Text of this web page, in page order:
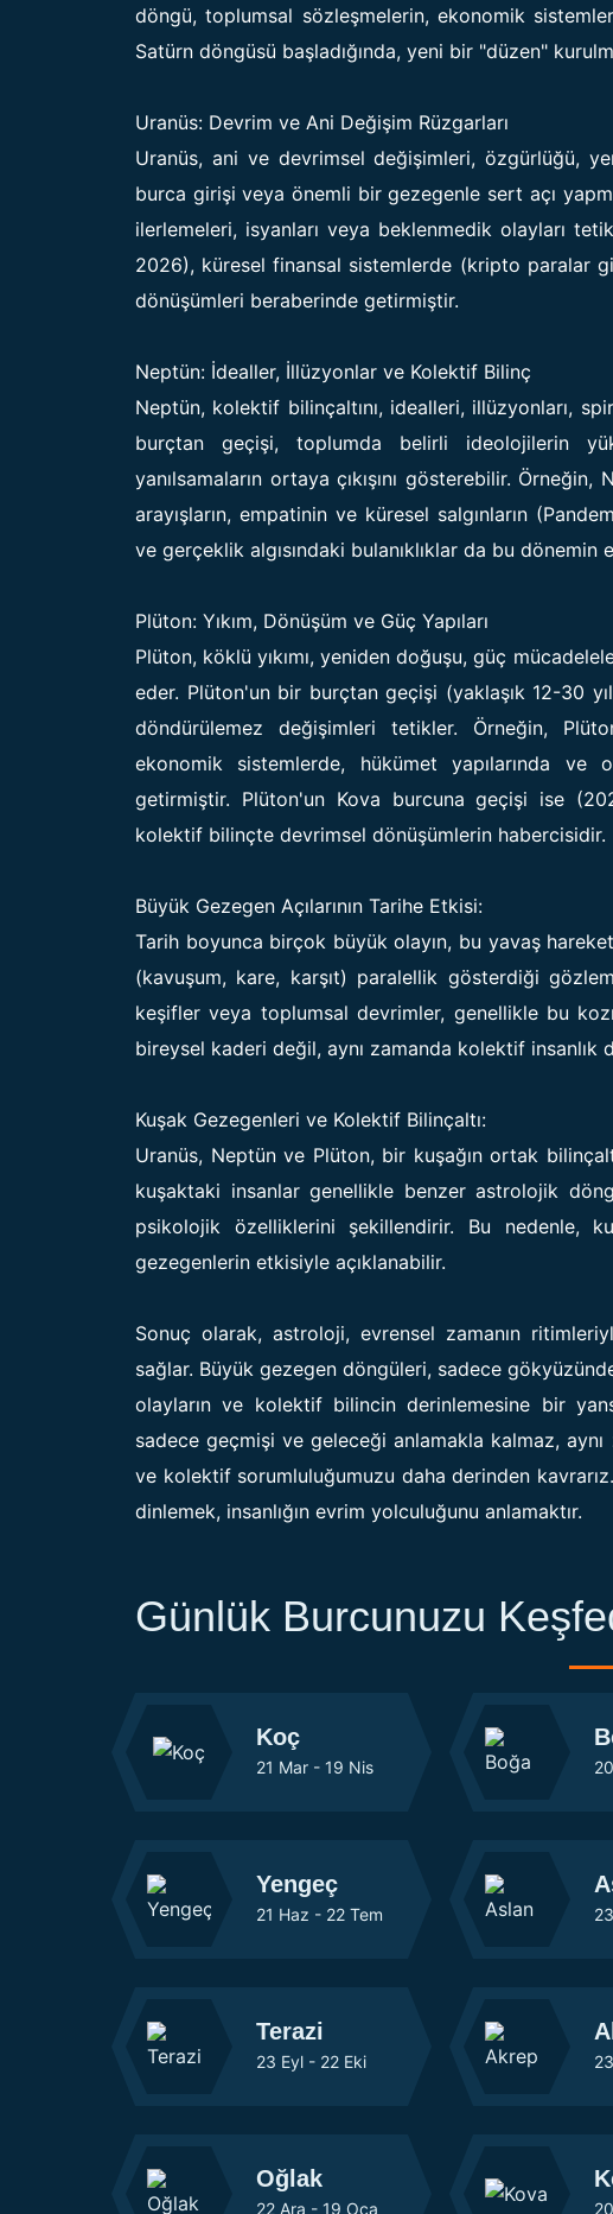
döngü, toplumsal sözleşmelerin, ekonomik
Satürn döngüsü başladığında, yeni bir "düzen"
Uranüs: Devrim ve Ani Değişim Rüzgarları
Uranüs, ani ve devrimsel değişimleri, özgürlüğü,
burca girişi veya önemli bir gezegenle sert açı
ilerlemeleri, isyanları veya beklenmedik olayları
2026), küresel finansal sistemlerde (kripto paralar
dönüşümleri beraberinde getirmiştir.
Neptün: İdealler, İllüzyonlar ve Kolektif Bilinç
Neptün, kolektif bilinçaltını, idealleri, illüzyonları,
burçtan geçişi, toplumda belirli ideolojilerin
yanılsamaların ortaya çıkışını gösterebilir.
arayışların, empatinin ve küresel salgınların
ve gerçeklik algısındaki bulanıklıklar da bu dönemin
Plüton: Yıkım, Dönüşüm ve Güç Yapıları
Plüton, köklü yıkımı, yeniden doğuşu, güç
eder. Plüton'un bir burçtan geçişi (yaklaşık 12-30
döndürülemez değişimleri tetikler. Örneğin,
ekonomik sistemlerde, hükümet yapılarında ve
getirmiştir. Plüton'un Kova burcuna geçişi ise
kolektif bilinçte devrimsel dönüşümlerin habercisidir.
Büyük Gezegen Açılarının Tarihe Etkisi:
Tarih boyunca birçok büyük olayın, bu yavaş
(kavuşum, kare, karşıt) paralellik gösterdiği
keşifler veya toplumsal devrimler, genellikle bu
bireysel kaderi değil, aynı zamanda kolektif
Kuşak Gezegenleri ve Kolektif Bilinçaltı:
Uranüs, Neptün ve Plüton, bir kuşağın ortak
kuşaktaki insanlar genellikle benzer astrolojik
psikolojik özelliklerini şekillendirir. Bu nedenle,
gezegenlerin etkisiyle açıklanabilir.
Sonuç olarak, astroloji, evrensel zamanın
sağlar. Büyük gezegen döngüleri, sadece
olayların ve kolektif bilincin derinlemesine bir
sadece geçmişi ve geleceği anlamakla kalmaz,
ve kolektif sorumluluğumuzu daha derinden
dinlemek, insanlığın evrim yolculuğunu anlamaktır.
Günlük Burcunuzu
Koç
21 Mar - 19 Nis
Yengeç
21 Haz - 22 Tem
Terazi
23 Eyl - 22 Eki
Oğlak
22 Ara - 19 Oca